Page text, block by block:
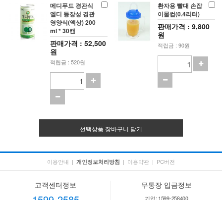
메디푸드 경관식
엘디 등장성 경관
영양식(액상) 200
ml * 30캔
판매가격 : 52,500
원
적립금 : 520원
환자용 빨대 손잡
이물컵(0.4리터)
판매가격 : 9,800
원
적립금 : 90원
선택상품 장바구니 담기
이용안내 | 개인정보처리방침 | 이용약관 | PC버전
고객센터정보 무통장 입금정보
기업: 1599-258400